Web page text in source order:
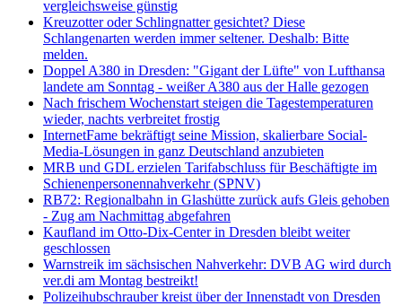
vergleichsweise günstig
Kreuzotter oder Schlingnatter gesichtet? Diese
Schlangenarten werden immer seltener. Deshalb: Bitte
melden.
Doppel A380 in Dresden: "Gigant der Lüfte" von Lufthansa
landete am Sonntag - weißer A380 aus der Halle gezogen
Nach frischem Wochenstart steigen die Tagestemperaturen
wieder, nachts verbreitet frostig
InternetFame bekräftigt seine Mission, skalierbare Social-
Media-Lösungen in ganz Deutschland anzubieten
MRB und GDL erzielen Tarifabschluss für Beschäftigte im
Schienenpersonennahverkehr (SPNV)
RB72: Regionalbahn in Glashütte zurück aufs Gleis gehoben
- Zug am Nachmittag abgefahren
Kaufland im Otto-Dix-Center in Dresden bleibt weiter
geschlossen
Warnstreik im sächsischen Nahverkehr: DVB AG wird durch
ver.di am Montag bestreikt!
Polizeihubschrauber kreist über der Innenstadt von Dresden